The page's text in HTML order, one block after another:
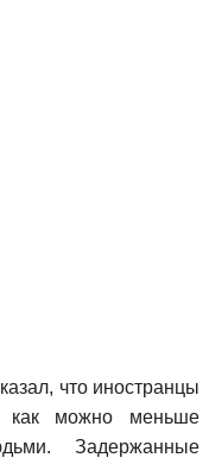
что иностранцы
как можно меньше
Задержанные